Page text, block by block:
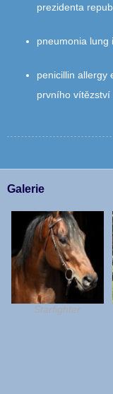
prezidenta
pneumonia lung
penicillin allergy
prvního vítězství
Galerie
Starfighter